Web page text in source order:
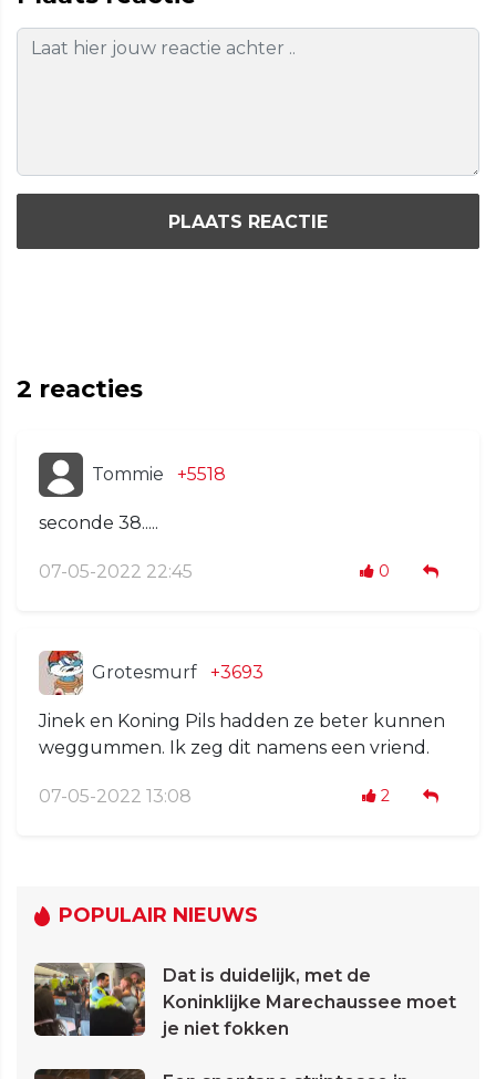
PLAATS REACTIE
2 reacties
Tommie +5518
seconde 38.....
07-05-2022 22:45 0
Grotesmurf +3693
Jinek en Koning Pils hadden ze beter kunnen
weggummen. Ik zeg dit namens een vriend.
07-05-2022 13:08 2
POPULAIR NIEUWS
Dat is duidelijk, met de
Koninklijke Marechaussee moet
je niet fokken